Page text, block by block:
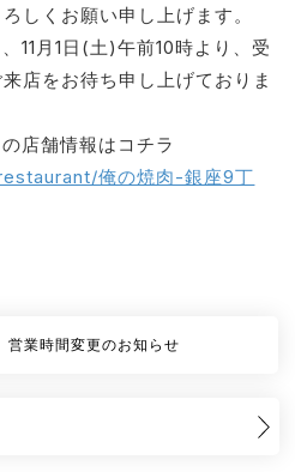
しくお願い申し上げます。
11月1日(土)午前10時より、受
店をお待ち申し上げておりま
店舗情報はコチラ
俺の焼肉-銀座9丁
営業時間変更のお知らせ